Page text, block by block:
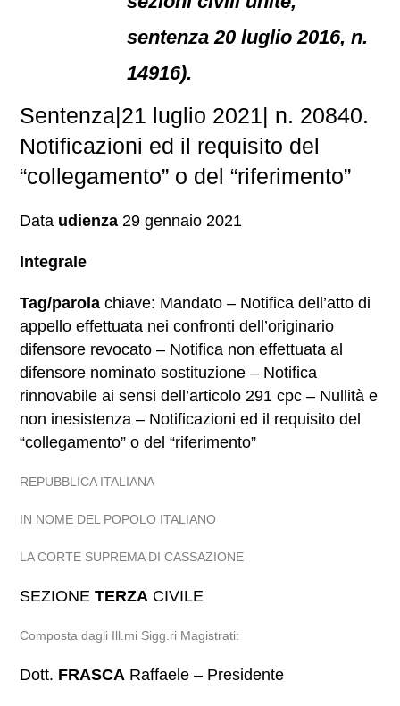
sentenza 20 luglio 2016, n.
14916).
Sentenza|21 luglio 2021| n. 20840.
Notificazioni ed il requisito del
“collegamento” o del “riferimento”
Data udienza 29 gennaio 2021
Integrale
Tag/parola chiave: Mandato – Notifica dell’atto di
appello effettuata nei confronti dell’originario
difensore revocato – Notifica non effettuata al
difensore nominato sostituzione – Notifica
rinnovabile ai sensi dell’articolo 291 cpc – Nullità e
non inesistenza – Notificazioni ed il requisito del
“collegamento” o del “riferimento”
REPUBBLICA ITALIANA
IN NOME DEL POPOLO ITALIANO
LA CORTE SUPREMA DI CASSAZIONE
SEZIONETERZA CIVILE
Composta dagli Ill.mi Sigg.ri Magistrati:
Dott. FRASCA Raffaele – Presidente